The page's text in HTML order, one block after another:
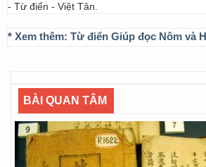
- Từ điển - Việt Tân.
* Xem thêm: Từ điển Giúp đọc Nôm và
BÀI QUAN TÂM